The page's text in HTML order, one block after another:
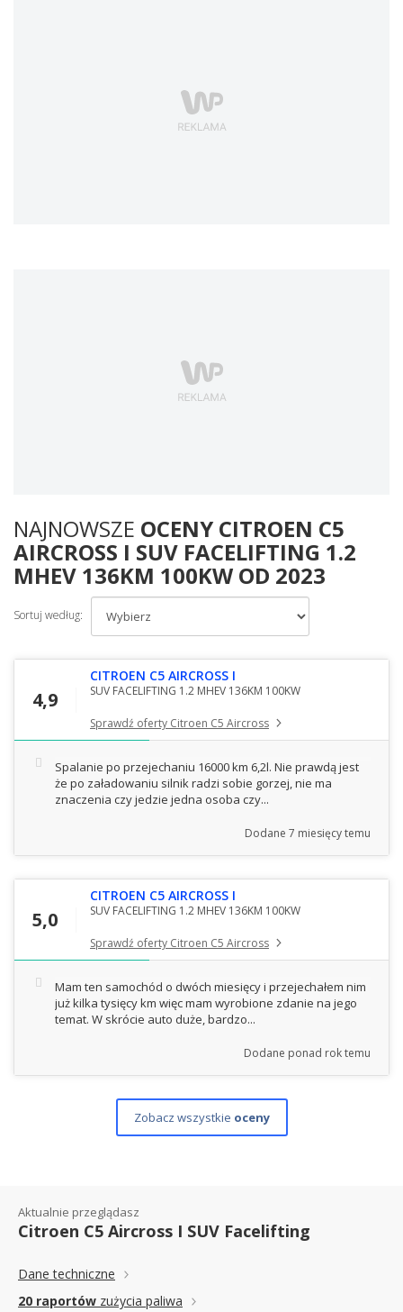
NAJNOWSZE OCENY CITROEN C5
AIRCROSS I SUV FACELIFTING 1.2
MHEV 136KM 100KW OD 2023
Sortuj według:
4,9
CITROEN C5 AIRCROSS I
SUV FACELIFTING 1.2 MHEV 136KM 100KW
Sprawdź oferty Citroen C5 Aircross
Spalanie po przejechaniu 16000 km 6,2l. Nie prawdą jest
że po załadowaniu silnik radzi sobie gorzej, nie ma
znaczenia czy jedzie jedna osoba czy...
Dodane 7 miesięcy temu
5,0
CITROEN C5 AIRCROSS I
SUV FACELIFTING 1.2 MHEV 136KM 100KW
Sprawdź oferty Citroen C5 Aircross
Mam ten samochód o dwóch miesięcy i przejechałem nim
już kilka tysięcy km więc mam wyrobione zdanie na jego
temat. W skrócie auto duże, bardzo...
Dodane ponad rok temu
Zobacz wszystkie oceny
Aktualnie przeglądasz
Citroen C5 Aircross I SUV Facelifting
Dane techniczne
20 raportów zużycia paliwa